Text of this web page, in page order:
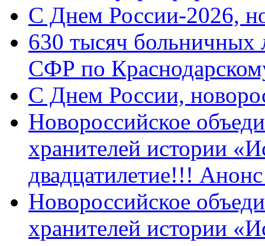
C Днем России-2026,
630 тысяч больничных
СФР по
C Днем России,
Новороссийское
хранителей истории
двадцатилетие!!!
Новороссийское
хранителей истории